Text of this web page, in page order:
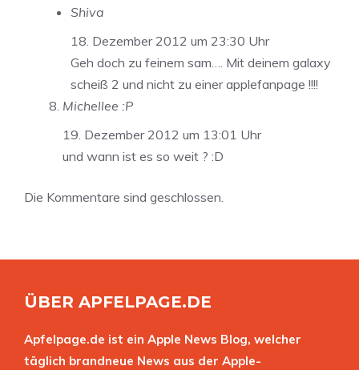
Shiva
18. Dezember 2012 um 23:30 Uhr
Geh doch zu feinem sam…. Mit deinem galaxy
scheiß 2 und nicht zu einer applefanpage !!!!
Michellee :P
19. Dezember 2012 um 13:01 Uhr
und wann ist es so weit ? :D
Die Kommentare sind geschlossen.
ÜBER APFELPAGE.DE
Apfelpage.de ist ein Apple News Blog, welcher
täglich brandneue News aus der Apple-